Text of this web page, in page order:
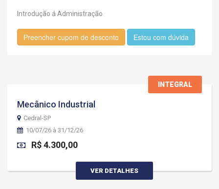
Introdução á Administração
Preencher cupom de desconto Estou com dúvida
INTEGRAL
Mecânico Industrial
Cedral-SP
10/07/26 à 31/12/26
R$ 4.300,00
VER DETALHES